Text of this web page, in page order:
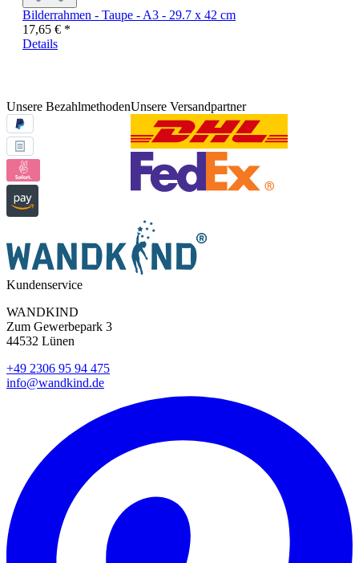
Bilderrahmen - Taupe - A3 - 29.7 x 42 cm
17,65 € *
Details
Unsere BezahlmethodenUnsere Versandpartner
Kundenservice
WANDKIND
Zum Gewerbepark 3
44532 Lünen
+49 2306 95 94 475
info@wandkind.de